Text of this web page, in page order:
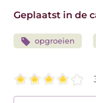
Geplaatst in de
opgroeien